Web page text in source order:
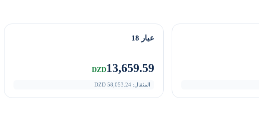
عيار 18
13,659.59
DZD
المثقال: 58,053.24